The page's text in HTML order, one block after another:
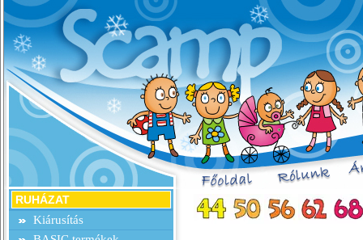
RUHÁZAT
Kiárusítás